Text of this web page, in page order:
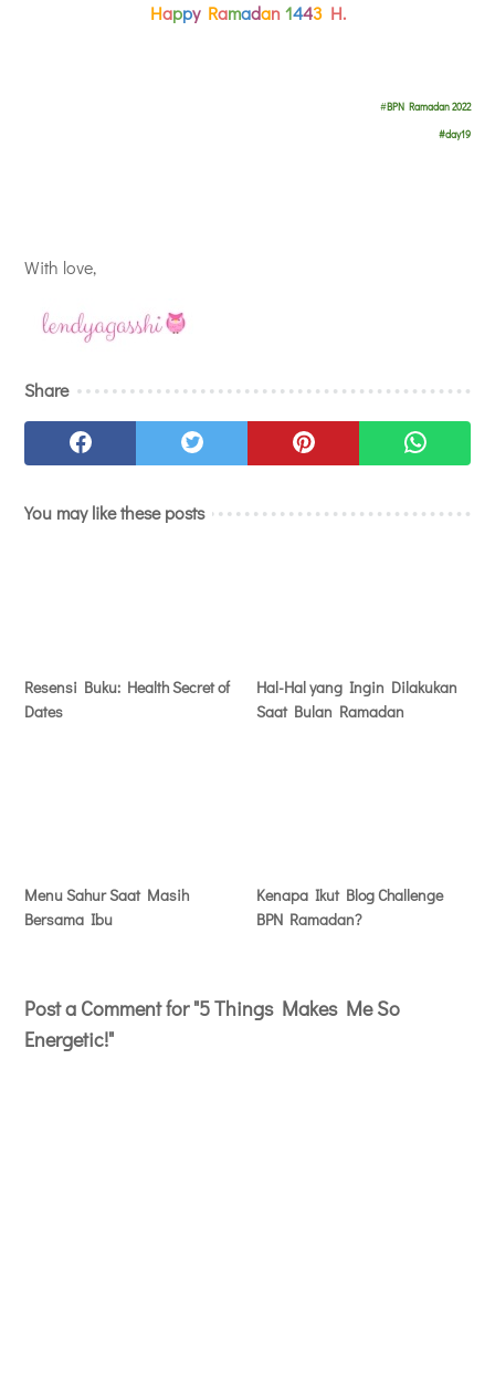
Happy Ramadan 1443 H.
#BPN Ramadan 2022
#day19
With love,
Share
You may like these posts
Resensi Buku: Health Secret of
Dates
Hal-Hal yang Ingin Dilakukan
Saat Bulan Ramadan
Menu Sahur Saat Masih
Bersama Ibu
Kenapa Ikut Blog Challenge
BPN Ramadan?
Post a Comment for "5 Things Makes Me So
Energetic!"